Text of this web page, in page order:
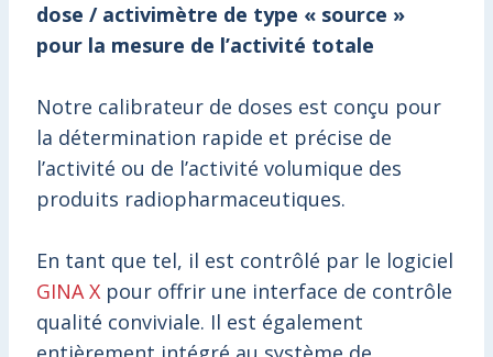
dose / activimètre de type « source »
pour la mesure de l’activité totale
Notre calibrateur de doses est conçu pour
la détermination rapide et précise de
l’activité ou de l’activité volumique des
produits radiopharmaceutiques.
En tant que tel, il est contrôlé par le logiciel
GINA X pour offrir une interface de contrôle
qualité conviviale. Il est également